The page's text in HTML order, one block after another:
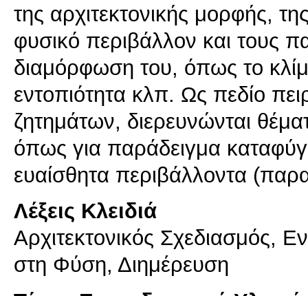
της αρχιτεκτονικής μορφής,
φυσικό περιβάλλον και τους
διαμόρφωση του, όπως το
εντοπιότητα κλπ. Ως πεδίο
ζητημάτων, διερευνώνται
όπως για παράδειγμα
Λέξεις Κλειδιά
Αρχιτεκτονικός Σχεδιασμός,
στη Φύση, Διημέρευση